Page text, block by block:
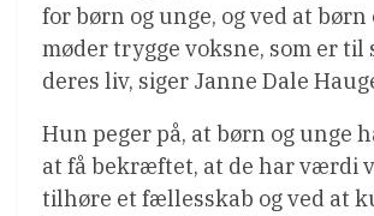
for børn og unge, og ved at børn
møder trygge voksne, som er til
deres liv, siger Janne Dale
Hun peger på, at børn og unge
at få bekræftet, at de har værdi
tilhøre et fællesskab og ved at